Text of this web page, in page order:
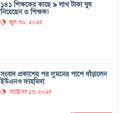
১৪১ শিক্ষকের কাছে ৯ লাখ টাকা ঘুষ
নিয়েছেন ৩ শিক্ষক!
জুন ৩০, ২০২৫
সংবাদ প্রকাশের পর সুমনের পাশে দাঁড়ালেন
ইউএনও ফাহমিদা
অক্টোবর ১৩, ২০২৫